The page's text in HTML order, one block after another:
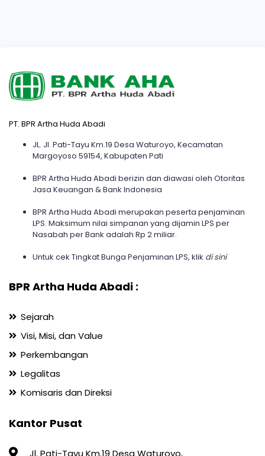
PT. BPR Artha Huda Abadi
JL. Jl. Pati-Tayu Km.19 Desa Waturoyo, Kecamatan
Margoyoso 59154, Kabupaten Pati
BPR Artha Huda Abadi berizin dan diawasi oleh Otoritas
Jasa Keuangan & Bank Indonesia
BPR Artha Huda Abadi merupakan peserta penjaminan
LPS. Maksimum nilai simpanan yang dijamin LPS per
Nasabah per Bank adalah Rp 2 miliar.
Untuk cek Tingkat Bunga Penjaminan LPS, klik di sini
BPR Artha Huda Abadi :
Sejarah
Visi, Misi, dan Value
Perkembangan
Legalitas
Komisaris dan Direksi
Kantor Pusat
Jl. Pati-Tayu Km.19 Desa Waturoyo,